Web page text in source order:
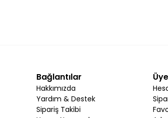
Kuru Kayısı Nasıl Muhafaza Edilir?
Kuru kayısının salkım türünün kuru ve
hava sirkülasyonunun bulunmadığı ve
olabilirsiniz.
Bağlantılar
Hakkımızda
Yardım & Destek
Sipariş Takibi